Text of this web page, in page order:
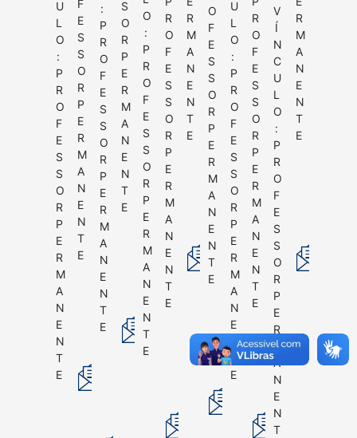
U
L
O
:
P
R
O
F
E
S
S
O
R
P
E
R
M
A
N
E
N
T
E
F
E
S
S
O
R
P
E
R
M
A
N
E
N
T
E
:
P
R
O
F
E
S
S
O
R
P
E
R
M
A
N
E
N
T
E
S
O
R
P
E
R
M
A
N
E
N
T
E
O
:
P
R
O
F
E
S
S
O
R
P
E
R
M
A
N
E
N
T
E
R
O
F
E
S
S
O
R
P
E
R
M
A
N
E
N
T
E
R
M
A
N
E
N
T
E
O
F
E
S
S
O
R
P
E
R
M
A
N
E
N
T
E
U
L
O
:
P
R
O
F
E
S
S
O
R
P
E
R
M
A
N
E
N
T
E
R
O
F
E
S
S
O
R
P
E
R
M
A
N
E
N
T
E
V
Í
N
C
U
L
O
:
P
R
O
F
E
S
S
O
R
P
E
R
M
A
N
E
N
T
R
M
A
N
E
N
T
E